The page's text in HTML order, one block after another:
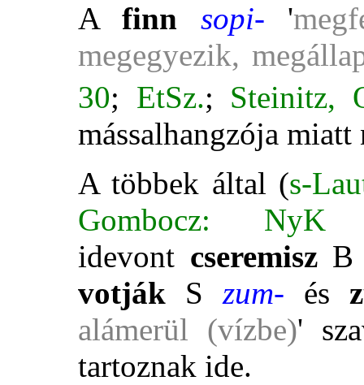
Afinn sopi- '
megegyezik,
30; EtSz.; Steinitz,
mássalhangzója
A többek által (s-
Gombocz:
idevont cseremisz
votják S zum- és
alámerül (vízbe)'
tartoznak ide.